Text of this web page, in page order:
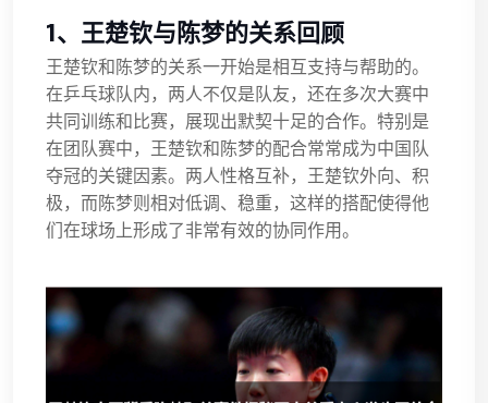
1、王楚钦与陈梦的关系回顾
王楚钦和陈梦的关系一开始是相互支持与帮助的。
在乒乓球队内，两人不仅是队友，还在多次大赛中
共同训练和比赛，展现出默契十足的合作。特别是
在团队赛中，王楚钦和陈梦的配合常常成为中国队
夺冠的关键因素。两人性格互补，王楚钦外向、积
极，而陈梦则相对低调、稳重，这样的搭配使得他
们在球场上形成了非常有效的协同作用。